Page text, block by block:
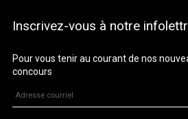
Inscrivez-vous à notre
Pour vous tenir au courant de nos
concours